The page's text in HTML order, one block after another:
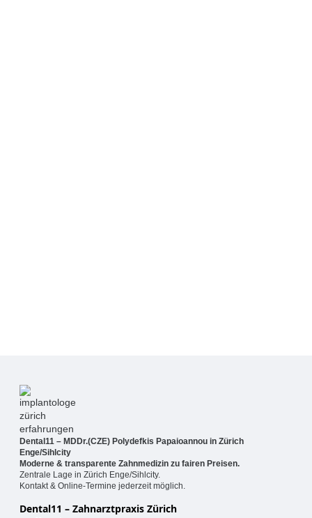
Dental11 – MDDr.(CZE) Polydefkis Papaioannou in Zürich
Enge/Sihlcity
Moderne & transparente Zahnmedizin zu fairen Preisen.
Zentrale Lage in Zürich Enge/Sihlcity.
Kontakt & Online-Termine jederzeit möglich.
Dental11 – Zahnarztpraxis Zürich